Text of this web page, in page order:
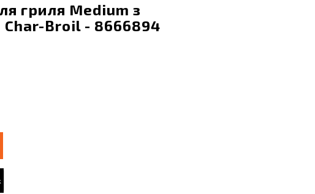
гриля Medium з
Broil - 8666894